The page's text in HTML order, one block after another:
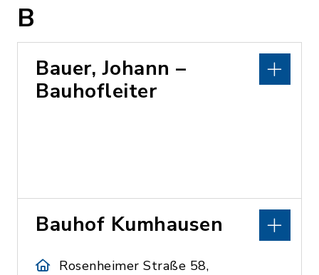
B
Bauer, Johann –
Bauhofleiter
Bauhof Kumhausen
Rosenheimer Straße 58,